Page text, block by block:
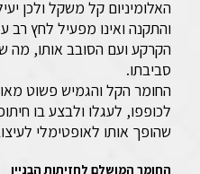
האלומיניום קל משקל ולכן
והתקנה ואינו מפעיל לחץ רב
הקרקע ועם הסובב אותו, מה
סביבתו.
החומר הקל והגמיש פשוט
לכופפו, לעגלו ולבצע בו
שהופך אותו לאופטימלי
החומר המושלם לחזיתות הבניין